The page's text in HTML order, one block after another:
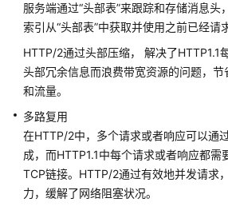
自
定
义
域
配
置
域
名
服务端通过“头部表”来跟踪和存储消息头
索引从“头部表”中获取并使用之前已经请
HTTP/2通过头部压缩， 解决了HTTP1.1
头部冗余信息而浪费带宽资源的问题，
和流量。
多路复用
在HTTP/2中，多个请求或者响应可以通
成，而HTTP1.1中每个请求或者响应都需
TCP链接。HTTP/2通过有效地并发请求
力，缓解了网络阻塞状况。